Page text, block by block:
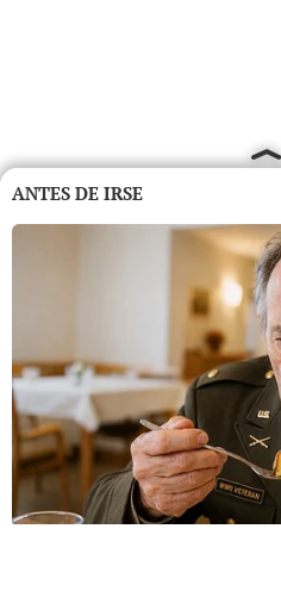
ANTES DE IRSE